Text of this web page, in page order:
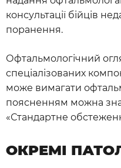
консультації бійців
поранення.
Офтальмологічний
спеціалізованих
може вимагати
поясненням можна
«Стандартне
ОКРЕМІ